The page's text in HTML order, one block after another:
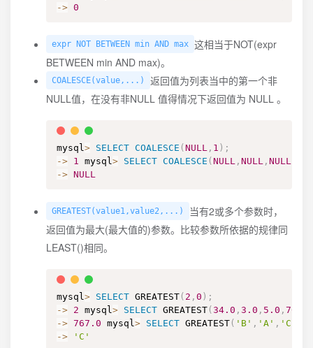
-> 0
expr NOT BETWEEN min AND max 这相当于NOT(expr
BETWEEN min AND max)。
COALESCE(value,...)
返回值为列表当中的第一个非
NULL值，在没有非NULL 值得情况下返回值为 NULL 。
mysql> SELECT COALESCE ( NULL , 1 ) ;
-> 1 mysql> SELECT COALESCE ( NULL , NULL , NULL
-> NULL
GREATEST(value1,value2,...)
当有2或多个参数时，
返回值为最大(最大值的)参数。比较参数所依据的规律同
LEAST()相同。
mysql> SELECT GREATEST ( 2 , 0 ) ;
-> 2 mysql> SELECT GREATEST ( 34.0 , 3.0 , 5.0 , 767.0
-> 767.0 mysql> SELECT GREATEST ( 'B' , 'A' , 'C'
-> 'C'